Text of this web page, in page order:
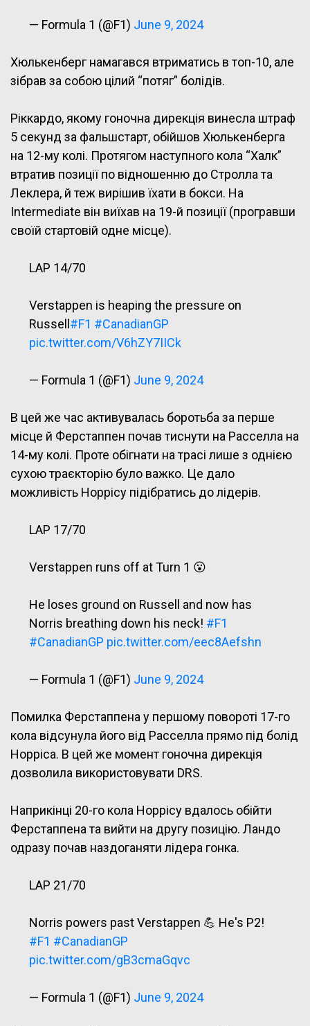
— Formula 1 (@F1) June 9, 2024
Хюлькенберг намагався втриматись в топ-10, але
зібрав за собою цілий “потяг” болідів.
Ріккардо, якому гоночна дирекція винесла штраф
5 секунд за фальшстарт, обійшов Хюлькенберга
на 12-му колі. Протягом наступного кола “Халк”
втратив позиції по відношенню до Стролла та
Леклера, й теж вирішив їхати в бокси. На
Intermediate він виїхав на 19-й позиції (програвши
своїй стартовій одне місце).
LAP 14/70
Verstappen is heaping the pressure on
Russell#F1 #CanadianGP
pic.twitter.com/V6hZY7IICk
— Formula 1 (@F1) June 9, 2024
В цей же час активувалась боротьба за перше
місце й Ферстаппен почав тиснути на Расселла на
14-му колі. Проте обігнати на трасі лише з однією
сухою траєкторію було важко. Це дало
можливість Норрісу підібратись до лідерів.
LAP 17/70
Verstappen runs off at Turn 1 😮
He loses ground on Russell and now has
Norris breathing down his neck! #F1
#CanadianGP pic.twitter.com/eec8Aefshn
— Formula 1 (@F1) June 9, 2024
Помилка Ферстаппена у першому повороті 17-го
кола відсунула його від Расселла прямо під болід
Норріса. В цей же момент гоночна дирекція
дозволила використовувати DRS.
Наприкінці 20-го кола Норрісу вдалось обійти
Ферстаппена та вийти на другу позицію. Ландо
одразу почав наздоганяти лідера гонка.
LAP 21/70
Norris powers past Verstappen 💪 He's P2!
#F1 #CanadianGP
pic.twitter.com/gB3cmaGqvc
— Formula 1 (@F1) June 9, 2024